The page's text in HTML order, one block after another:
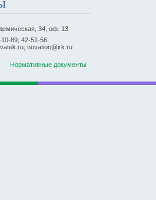
34, оф. 13
89; 42-51-56
novation@irk.ru
Нормативные документы